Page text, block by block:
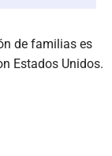
de familias es
Estados Unidos.